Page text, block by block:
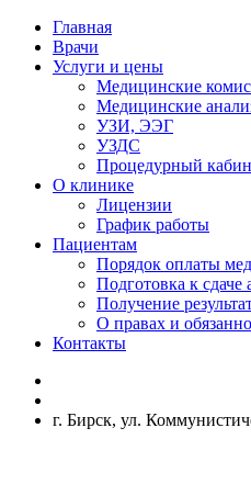
Главная
Врачи
Услуги и цены
Медицинские
Медицинские
УЗИ, ЭЭГ
УЗДС
Процедурный
О клинике
Лицензии
График работы
Пациентам
Порядок оплаты
Подготовка к сдаче
Получение
О правах и
Контакты
г. Бирск, ул.